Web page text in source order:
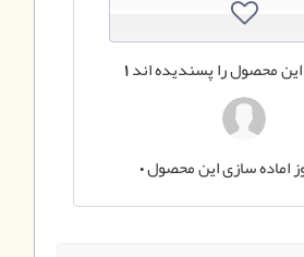
1 محصول را پسندیده اند
اماده سازی این محصول0